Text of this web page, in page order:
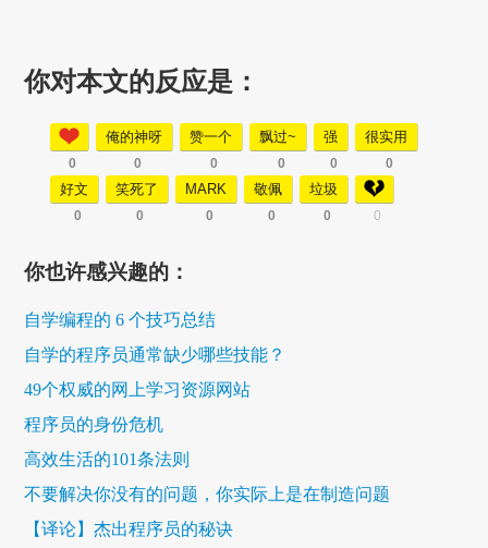
你对本文的反应是：
0
俺的神呀
0
赞一个
0
飘过~
0
强
0
很实用
0
好文
0
笑死了
0
MARK
0
敬佩
0
垃圾
0 0
你也许感兴趣的：
自学编程的 6 个技巧总结
自学的程序员通常缺少哪些技能？
49个权威的网上学习资源网站
程序员的身份危机
高效生活的101条法则
不要解决你没有的问题，你实际上是在制造问题
【译论】杰出程序员的秘诀